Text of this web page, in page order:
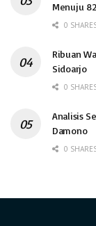
Menuju
0
Ribuan
Sidoarjo
0
Analisis
Damono
0